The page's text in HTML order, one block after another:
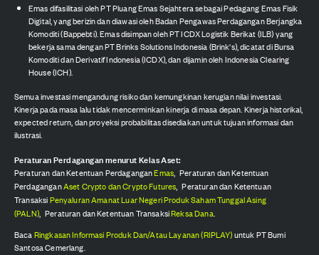
Emas difasilitasi oleh PT Pluang Emas Sejahtera sebagai Pedagang Emas Fisik
Digital, yang berizin dan diawasi oleh Badan Pengawas Perdagangan Berjangka
Komoditi (Bappebti). Emas disimpan oleh PT ICDX Logistik Berikat (ILB) yang
bekerja sama dengan PT Brinks Solutions Indonesia (Brink's), dicatat di Bursa
Komoditi dan Derivatif Indonesia (ICDX), dan dijamin oleh Indonesia Clearing
House (ICH).
Semua investasi mengandung risiko dan kemungkinan kerugian nilai investasi.
Kinerja pada masa lalu tidak mencerminkan kinerja di masa depan. Kinerja historikal,
expected return, dan proyeksi probabilitas disediakan untuk tujuan informasi dan
ilustrasi.
Peraturan Perdagangan menurut Kelas Aset:
Peraturan dan Ketentuan PerdaganganEmas, Peraturan dan Ketentuan
PerdaganganAset Crypto dan Crypto Futures, Peraturan dan Ketentuan
TransaksiPenyaluran Amanat Luar Negeri Produk Saham Tunggal Asing
(PALN), Peraturan dan Ketentuan TransaksiReksa Dana.
BacaRingkasan Informasi Produk Dan/Atau Layanan (RIPLAY)untuk PT Bumi
Santosa Cemerlang.